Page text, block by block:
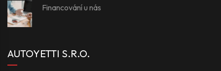
Financování u nás
AUTOYETTI S.R.O.